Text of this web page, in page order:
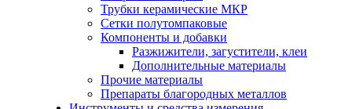
Трубки керамические МКР
Сетки полутомпаковые
Компоненты и добавки
Разжижители, загустители, клеи
Дополнительные материалы
Прочие материалы
Препараты благородных металлов